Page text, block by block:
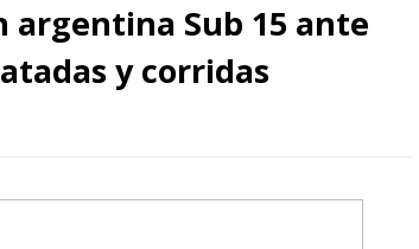
argentina Sub 15 ante
y corridas